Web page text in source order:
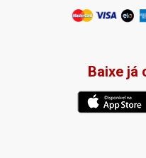
Baixe já